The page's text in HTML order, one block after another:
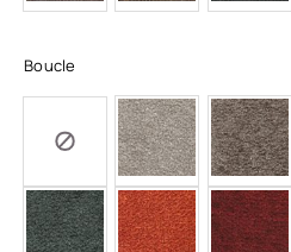
Boucle